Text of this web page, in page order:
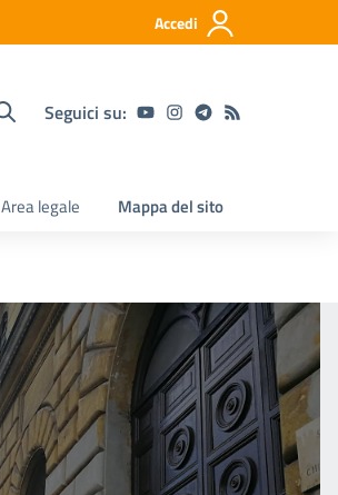
Accedi
Seguici su:
Area legale Mappa del sito